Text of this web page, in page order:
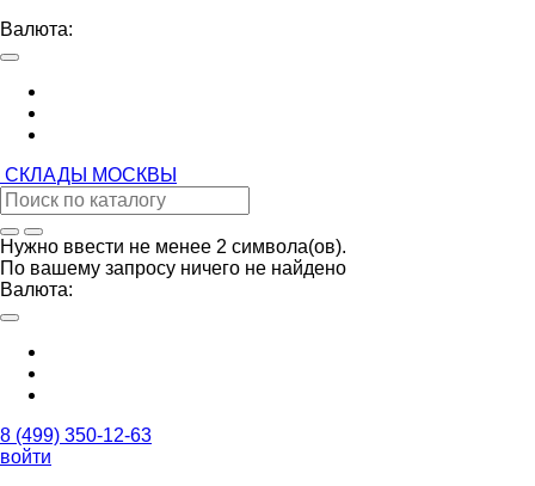
Валюта:
СКЛАДЫ МОСКВЫ
Нужно ввести не менее 2 символа(ов).
По вашему запросу ничего не найдено
Валюта:
8 (499) 350-12-63
войти